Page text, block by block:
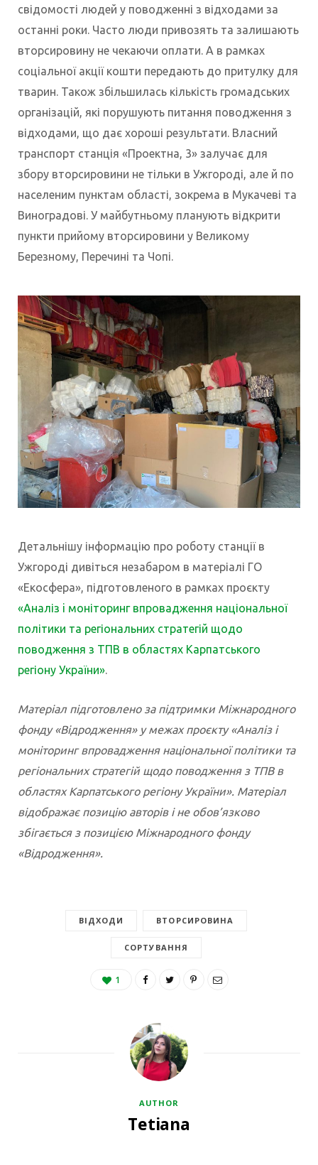
свідомості людей у поводженні з відходами за
останні роки. Часто люди привозять та залишають
вторсировину не чекаючи оплати. А в рамках
соціальної акції кошти передають до притулку для
тварин. Також збільшилась кількість громадських
організацій, які порушують питання поводження з
відходами, що дає хороші результати. Власний
транспорт станція «Проектна, 3» залучає для
збору вторсировини не тільки в Ужгороді, але й по
населеним пунктам області, зокрема в Мукачеві та
Виноградові. У майбутньому планують відкрити
пункти прийому вторсировини у Великому
Березному, Перечині та Чопі.
Детальнішу інформацію про роботу станції в
Ужгороді дивіться незабаром в матеріалі ГО
«Екосфера», підготовленого в рамках проєкту
«Аналіз i моніторинг впровадження національної
політики та регіональних стратегій щодо
поводження з ТПВ в областях Карпатського
регіону України».
Матеріал підготовлено за підтримки Міжнародного
фонду «Відродження» у межах проєкту «Аналіз i
моніторинг впровадження національної політики та
регіональних стратегій щодо поводження з ТПВ в
областях Карпатського регіону України». Матеріал
відображає позицію авторів і не обов’язково
збігається з позицією Міжнародного фонду
«Відродження».
ВІДХОДИ ВТОРСИРОВИНА
СОРТУВАННЯ
1
AUTHOR
Tetiana